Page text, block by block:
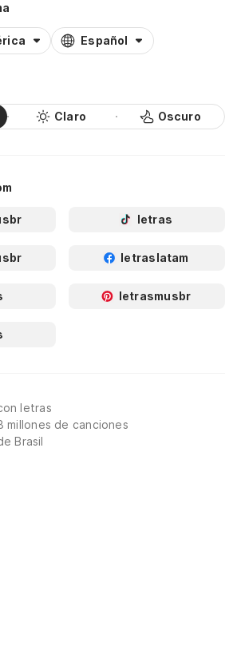
Español
Claro Oscuro
letras
letraslatam
letrasmusbr
letras
millones de canciones
Brasil